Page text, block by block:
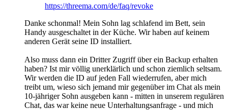
https://threema.com/de/faq/revoke
Danke schonmal! Mein Sohn lag schlafend im Bett, sein
Handy ausgeschaltet in der Küche. Wir haben auf keinem
anderen Gerät seine ID installiert.
Also muss dann ein Dritter Zugriff über ein Backup erhalten
haben? Ist mir völlig unerklärlich und schon ziemlich seltsam.
Wir werden die ID auf jeden Fall wiederrufen, aber mich
treibt um, wieso sich jemand mir gegenüber im Chat als mein
10-jähriger Sohn ausgeben kann - mitten in unserem regulären
Chat, das war keine neue Unterhaltungsanfrage - und mich